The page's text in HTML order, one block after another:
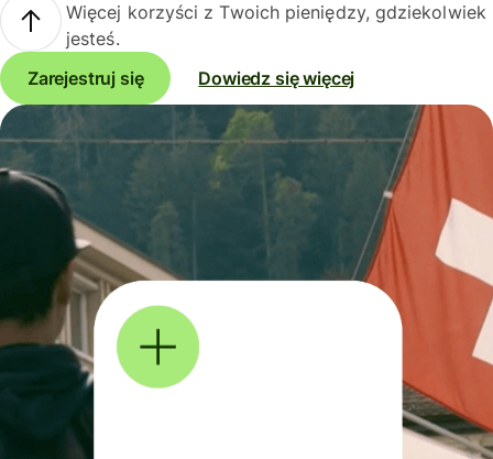
Więcej korzyści z Twoich pieniędzy, gdziekolwiek
jesteś.
Zarejestruj się
Dowiedz się więcej